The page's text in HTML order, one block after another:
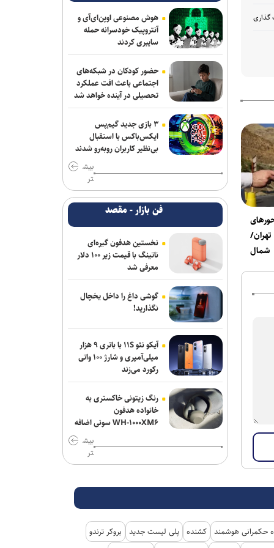
گذاری
شمال
بزرگراه‌های تهران؛ هشدار دوباره به رانندگان
و عابران
زایمان اورژانسی و نجات جان یک کودک
انسداد مسیر جنوب به شمال چالوس و
آزادراه تهران–شمال از ساعت ۱۴ امروز
«رسانه»، سنگر نخست آگاهی‌بخشی در
پیشگیری از اعتیاد است
هوش مصنوعی اوپن‌ای‌آی و
آنتروپیک خودسرانه حمله
سایبری کردند
حضور کودکان در شبکه‌های
اجتماعی باعث افت عملکرد
تحصیلی در آینده خواهد شد
۳ بازی جدید گیم‌پس
ایکس‌باکس با استقبال
بی‌نظیر کاربران روبه‌رو شدند
بیش
تر
فن بازار - مقصد
نخستین هدفون گیره‌ای
ناتینگ با قیمت زیر ۱۰۰ دلار
معرفی شد
گوشی داغ را داخل یخچال
نگذارید!
آیکو نئو ۱۱S با باتری ۹ هزار
میلی‌آمپری و شارژ ۱۰۰ واتی
رکورد می‌زند
رنگ زیتونی خاکستری به
خانواده هدفون
WH-۱۰۰۰XM۶ سونی اضافه
بیش
تر
حکمرانی هوشمند کشنده پلی لیست جدید
بروکر ترندو